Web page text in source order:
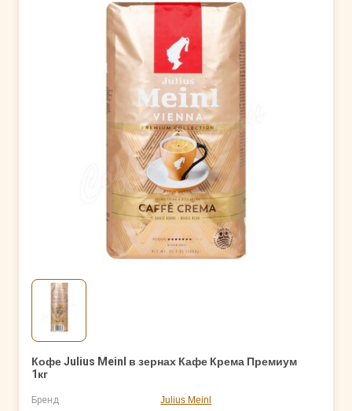
Кофе Julius Meinl в зернах Кафе Крема Премиум
1кг
Бренд Julius Meinl